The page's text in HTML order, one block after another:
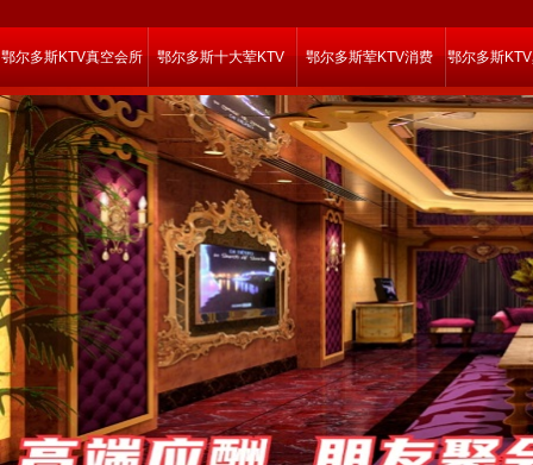
鄂尔多斯KTV真空会所 鄂尔多斯十大荤KTV 鄂尔多斯荤KTV消费 鄂尔多斯